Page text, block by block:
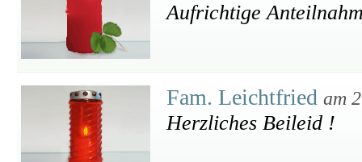
Aufrichtige
Fam. Leichtfried am
Herzliches Beileid !